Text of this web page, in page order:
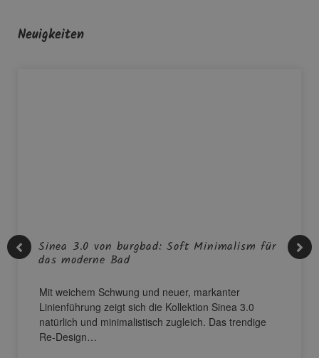
Neuigkeiten
Sinea 3.0 von burgbad: Soft Minimalism für
das moderne Bad
Mit weichem Schwung und neuer, markanter
Linienführung zeigt sich die Kollektion Sinea 3.0
natürlich und minimalistisch zugleich. Das trendige
Re-Design…